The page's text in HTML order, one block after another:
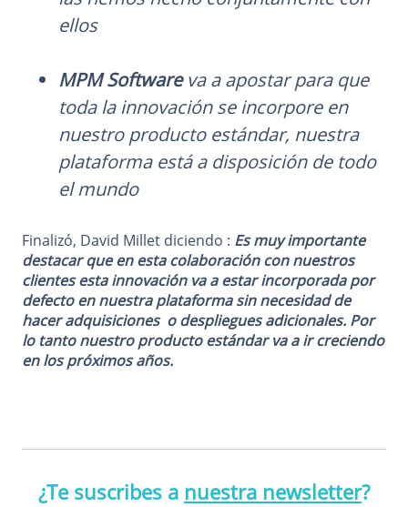
ellos
MPM Softwareva a apostar para que
toda la innovación se incorpore en
nuestro producto estándar, nuestra
plataforma está a disposición de todo
el mundo
Finalizó, David Millet diciendo : Es muy importante
destacar que en esta colaboración con nuestros
clientes esta innovación va a estar incorporada por
defecto en nuestra plataforma sin necesidad de
hacer adquisiciones o despliegues adicionales. Por
lo tanto nuestro producto estándar va a ir creciendo
en los próximos años.
¿Te suscribes a nuestra newsletter?